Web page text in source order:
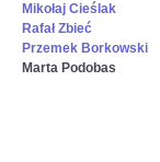
Mikołaj Cieślak
Rafał Zbieć
Przemek Borkowski
Marta Podobas